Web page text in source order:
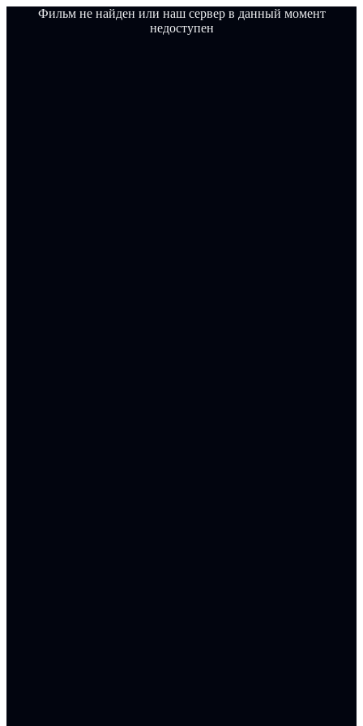
Фильм не найден или наш сервер в данный момент
недоступен